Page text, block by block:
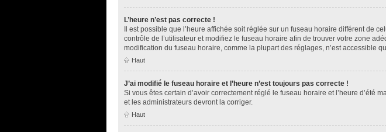
L’heure n’est pas correcte !
Il est possible que l’heure affichée soit réglée sur un fuseau horaire différent de
contrôle de l’utilisateur et modifiez le fuseau horaire afin de trouver votre zone
modification du fuseau horaire, comme la plupart des réglages, n’est accessible
Haut
J’ai modifié le fuseau horaire et l’heure n’est toujours pas correcte !
Si vous êtes certain d’avoir correctement réglé le fuseau horaire et l’heure d’été
et les administrateurs devront la corriger.
Haut